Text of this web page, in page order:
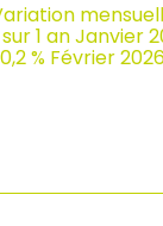
1 an Janvier
% Février